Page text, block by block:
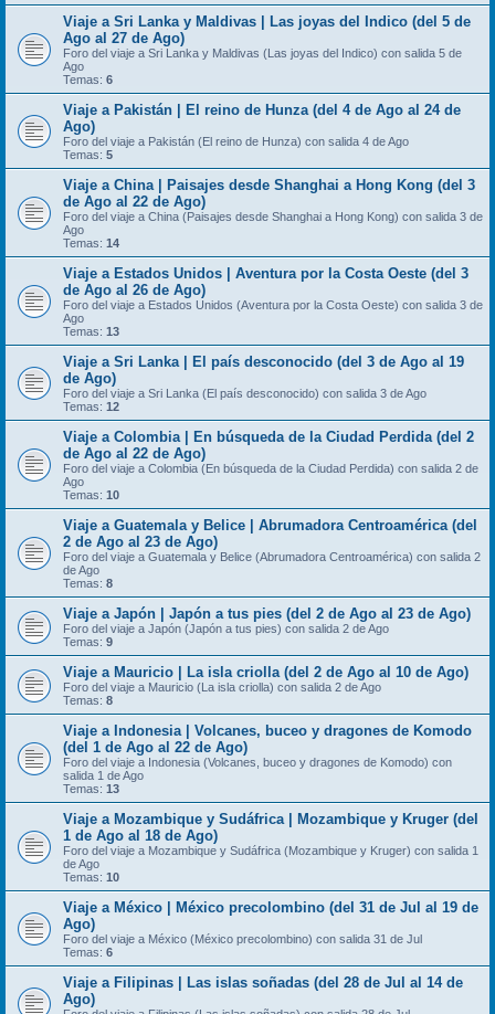
Viaje a Sri Lanka y Maldivas | Las joyas del Indico (del 5 de
Ago al 27 de Ago)
Foro del viaje a Sri Lanka y Maldivas (Las joyas del Indico) con salida 5 de
Ago
Temas: 6
Viaje a Pakistán | El reino de Hunza (del 4 de Ago al 24 de
Ago)
Foro del viaje a Pakistán (El reino de Hunza) con salida 4 de Ago
Temas: 5
Viaje a China | Paisajes desde Shanghai a Hong Kong (del 3
de Ago al 22 de Ago)
Foro del viaje a China (Paisajes desde Shanghai a Hong Kong) con salida 3 de
Ago
Temas: 14
Viaje a Estados Unidos | Aventura por la Costa Oeste (del 3
de Ago al 26 de Ago)
Foro del viaje a Estados Unidos (Aventura por la Costa Oeste) con salida 3 de
Ago
Temas: 13
Viaje a Sri Lanka | El país desconocido (del 3 de Ago al 19
de Ago)
Foro del viaje a Sri Lanka (El país desconocido) con salida 3 de Ago
Temas: 12
Viaje a Colombia | En búsqueda de la Ciudad Perdida (del 2
de Ago al 22 de Ago)
Foro del viaje a Colombia (En búsqueda de la Ciudad Perdida) con salida 2 de
Ago
Temas: 10
Viaje a Guatemala y Belice | Abrumadora Centroamérica (del
2 de Ago al 23 de Ago)
Foro del viaje a Guatemala y Belice (Abrumadora Centroamérica) con salida 2
de Ago
Temas: 8
Viaje a Japón | Japón a tus pies (del 2 de Ago al 23 de Ago)
Foro del viaje a Japón (Japón a tus pies) con salida 2 de Ago
Temas: 9
Viaje a Mauricio | La isla criolla (del 2 de Ago al 10 de Ago)
Foro del viaje a Mauricio (La isla criolla) con salida 2 de Ago
Temas: 8
Viaje a Indonesia | Volcanes, buceo y dragones de Komodo
(del 1 de Ago al 22 de Ago)
Foro del viaje a Indonesia (Volcanes, buceo y dragones de Komodo) con
salida 1 de Ago
Temas: 13
Viaje a Mozambique y Sudáfrica | Mozambique y Kruger (del
1 de Ago al 18 de Ago)
Foro del viaje a Mozambique y Sudáfrica (Mozambique y Kruger) con salida 1
de Ago
Temas: 10
Viaje a México | México precolombino (del 31 de Jul al 19 de
Ago)
Foro del viaje a México (México precolombino) con salida 31 de Jul
Temas: 6
Viaje a Filipinas | Las islas soñadas (del 28 de Jul al 14 de
Ago)